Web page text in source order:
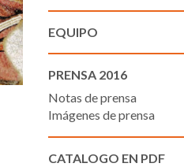
EQUIPO
PRENSA 2016
Notas de prensa
Imágenes de prensa
CATALOGO EN PDF